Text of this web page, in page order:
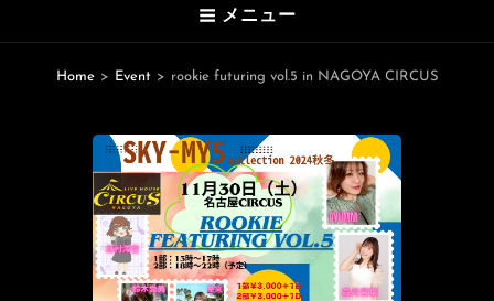
メニュー
Home > Event > rookie futuring vol.5 in NAGOYA CIRCUS